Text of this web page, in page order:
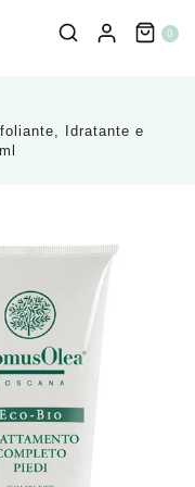
0
Idratante e